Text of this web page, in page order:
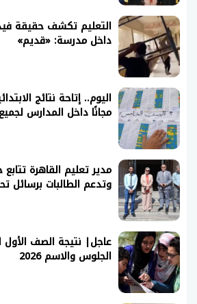
التعليم تكشف حقيقة
داخل مدرسة: «قديم»
اليوم.. إتاحة نتائج
مجانًا داخل المدارس
مدير تعليم القاهرة تتابع
وتدعم الطالبات برسائل
عاجل| نتيجة الصف الأول
الجلوس والاسم 2026